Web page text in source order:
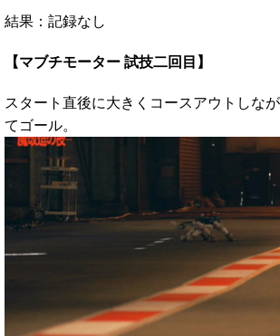
結果：記録なし
【マブチモーター 試技二回目】
スタート直後に大きくコースアウトしな
てゴール。